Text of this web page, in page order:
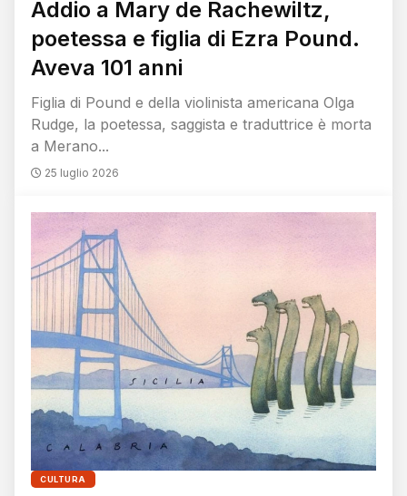
Addio a Mary de Rachewiltz,
poetessa e figlia di Ezra Pound.
Aveva 101 anni
Figlia di Pound e della violinista americana Olga
Rudge, la poetessa, saggista e traduttrice è morta
a Merano...
25 luglio 2026
CULTURA